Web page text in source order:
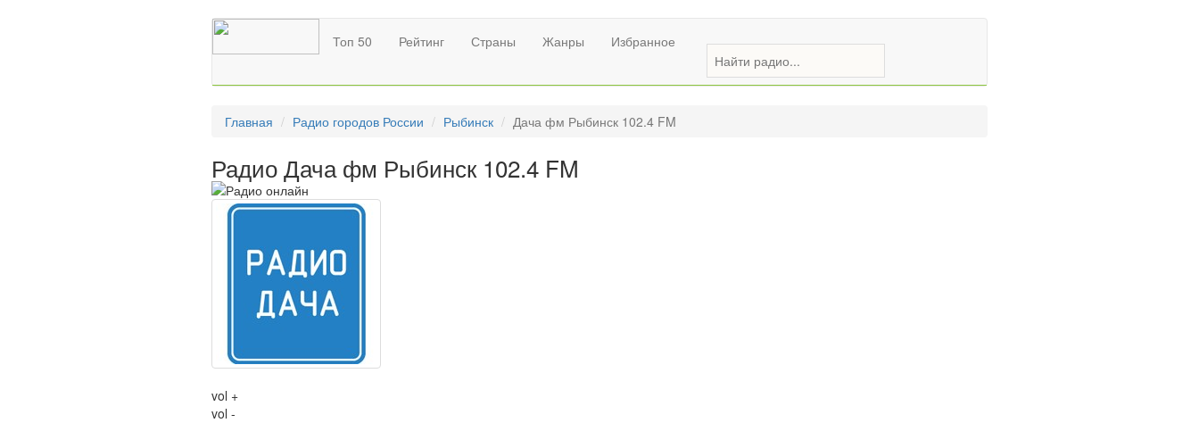
Топ 50 Рейтинг Страны Жанры Избранное
Главная Радио городов России Рыбинск Дача фм Рыбинск 102.4 FM
Радио Дача фм Рыбинск 102.4 FM
vol +
vol -